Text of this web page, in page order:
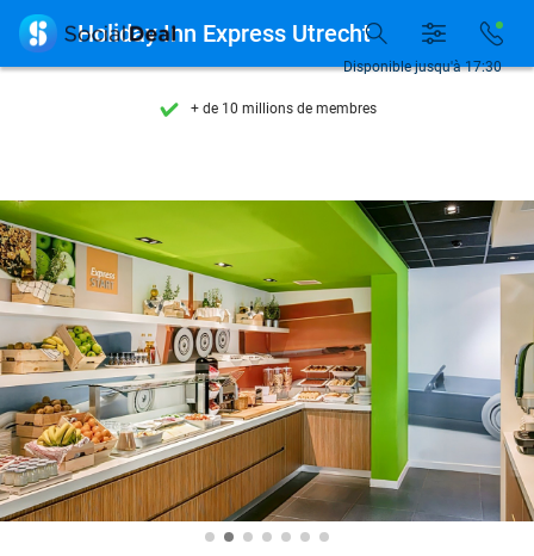
Disponible 7 jours par semaine
+ de 10 millions de membres
Disponible 7 jours par semaine
+ de 10 millions de membres
Disponible jusqu'à 17:30
 Holiday Inn Express Utrecht